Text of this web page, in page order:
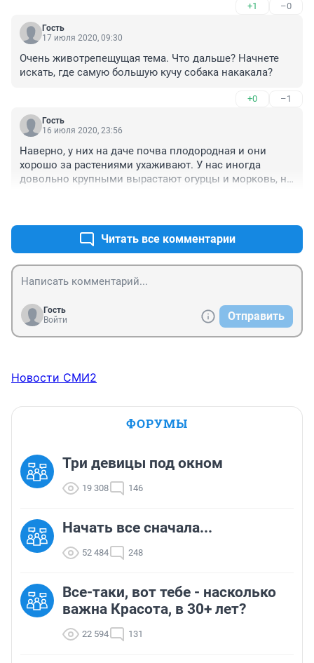
+1 –0
Гость
17 июля 2020, 09:30
Очень животрепещущая тема. Что дальше? Начнете
искать, где самую большую кучу собака накакала?
+0 –1
Гость
16 июля 2020, 23:56
Наверно, у них на даче почва плодородная и они
хорошо за растениями ухаживают. У нас иногда
довольно крупными вырастают огурцы и морковь, на
любила делать рагу, в которое всегда их совала. Я
отказывалась есть и предпочитала сидеть голодной,
потому что другой еды не было. Мама пыталась
заставить меня насильно и угрожала, что я останусь
без сладкого, но я до того ненавидела (и сейчас
ненавижу) это рагу, что на меня не действовало даже
наказание.
Читать все комментарии
Гость
Войти
Отправить
Новости СМИ2
ФОРУМЫ
Три девицы под окном
19 308 146
Начать все сначала...
52 484 248
Все-таки, вот тебе - насколько
важна Красота, в 30+ лет?
22 594 131